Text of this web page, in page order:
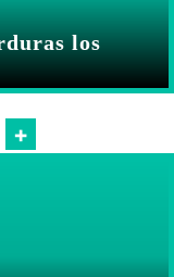
los